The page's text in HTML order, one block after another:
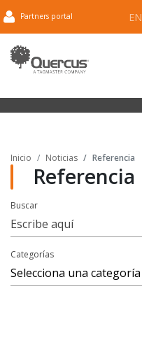
Partners portal EN
Inicio Noticias Referencia
Referencia
Buscar
Categorías